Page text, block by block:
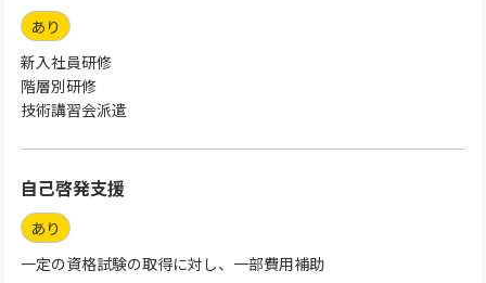
あり
新入社員研修
階層別研修
技術講習会派遣
自己啓発支援
あり
一定の資格試験の取得に対し、一部費用補助